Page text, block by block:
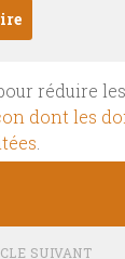
réduire
dont les
.
SUIVANT